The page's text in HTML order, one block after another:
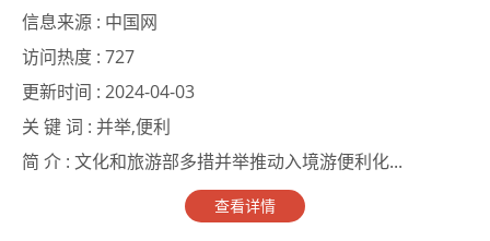
信息来源 : 中国网
访问热度 : 727
更新时间 : 2024-04-03
关 键 词 : 并举,便利
简 介 : 文化和旅游部多措并举推动入境游便利化...
查看详情